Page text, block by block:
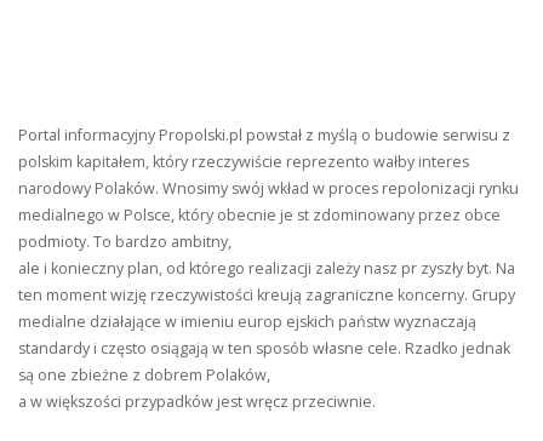
Portal informacyjny Propolski.pl powstał z myślą o budowie serwisu z
polskim kapitałem, który rzeczywiście reprezento wałby interes
narodowy Polaków. Wnosimy swój wkład w proces repolonizacji rynku
medialnego w Polsce, który obecnie je st zdominowany przez obce
podmioty. To bardzo ambitny,
ale i konieczny plan, od którego realizacji zależy nasz pr zyszły byt. Na
ten moment wizję rzeczywistości kreują zagraniczne koncerny. Grupy
medialne działające w imieniu europ ejskich państw wyznaczają
standardy i często osiągają w ten sposób własne cele. Rzadko jednak
są one zbieżne z dobrem Polaków,
a w większości przypadków jest wręcz przeciwnie.